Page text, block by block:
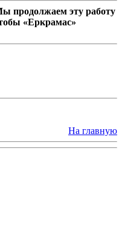
продолжаем эту работу
«Еркрамас»
На главную